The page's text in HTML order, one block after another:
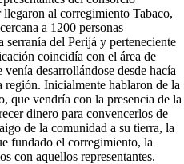
al corregimiento Tabaco,
a 1200 personas
serranía del Perijá y perteneciente
coincidía con el área de
desarrollándose desde hacía
región. Inicialmente hablaron de la
que vendría con la presencia de la
dinero para convencerlos de
de la comunidad a su tierra, la
fundado el corregimiento, la
con aquellos representantes.